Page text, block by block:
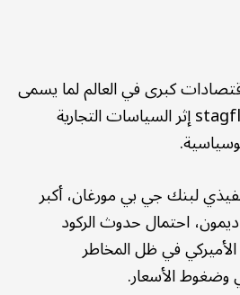
كبرى في العالم لما يسمى
الركود التضخمي stagflation إثر السياسات التجارية
لبنك جي بي مورغان، أكبر
احتمال حدوث الركود
في ظل المخاطر
وضغوط الأسعار.